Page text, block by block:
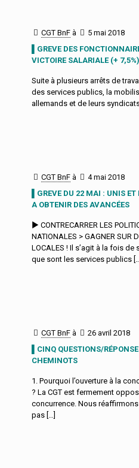
CGT BnF à
5 mai 2018
▌GREVE DES
VICTOIRE SALARIALE (+ 7,5%)
Suite à plusieurs arrêts de
des services publics, la
allemands et de leurs
CGT BnF à
4 mai 2018
▌GREVE DU 22 MAI : UNIS
A OBTENIR DES AVANCÉES
► CONTRECARRER LES
NATIONALES > GAGNER SUR
LOCALES ! Il s’agit à la fois
que sont les services publics
CGT BnF à
26 avril 2018
▌CINQ QUESTIONS/
CHEMINOTS
1. Pourquoi l’ouverture à la
? La CGT est fermement
concurrence. Nous
pas […]